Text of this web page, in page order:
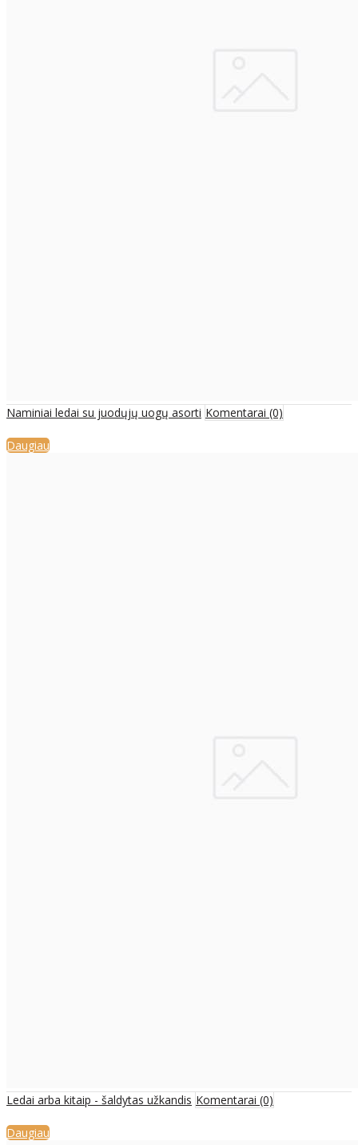
Naminiai ledai su juodųjų uogų asorti Komentarai (0)
Daugiau
Ledai arba kitaip - šaldytas užkandis Komentarai (0)
Daugiau